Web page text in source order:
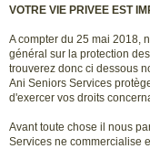
VOTRE VIE PRIVEE EST
A compter du 25 mai 2018,
général sur la protection
trouverez donc ci dessous
Ani Seniors Services
d'exercer vos droits
Avant toute chose il nous
Services ne commercialise